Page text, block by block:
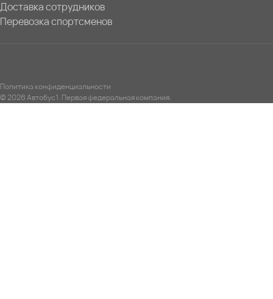
Доставка сотрудников
Перевозка спортсменов
Политика конфиденциальности
© 2026 Автобус1. Первая федеральная компания.